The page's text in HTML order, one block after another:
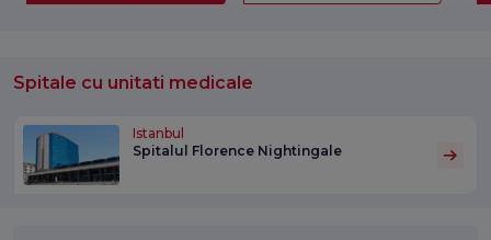
Spitale cu unitati medicale
Istanbul
Spitalul Florence Nightingale